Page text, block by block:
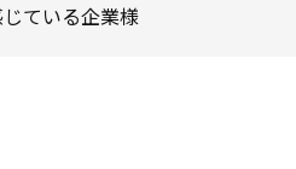
ている企業様